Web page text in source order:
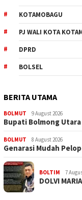
KOTAMOBAGU
PJ WALI KOTA
DPRD
BOLSEL
BERITA UTAMA
BOLMUT 9 August 2026
Bupati Bolmong
BOLMUT 8 August 2026
Genarasi Mudah
BOLTIM 7
DOLVI